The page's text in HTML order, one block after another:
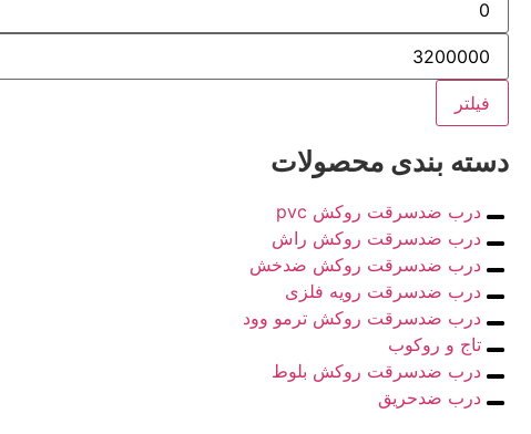
فیلتر
دسته بندی محصولات
درب ضدسرقت روکش pvc
درب ضدسرقت روکش راش
درب ضدسرقت روکش ضدخش
درب ضدسرقت رویه فلزی
درب ضدسرقت روکش ترمو وود
تاج و روکوب
درب ضدسرقت روکش بلوط
درب ضدحریق